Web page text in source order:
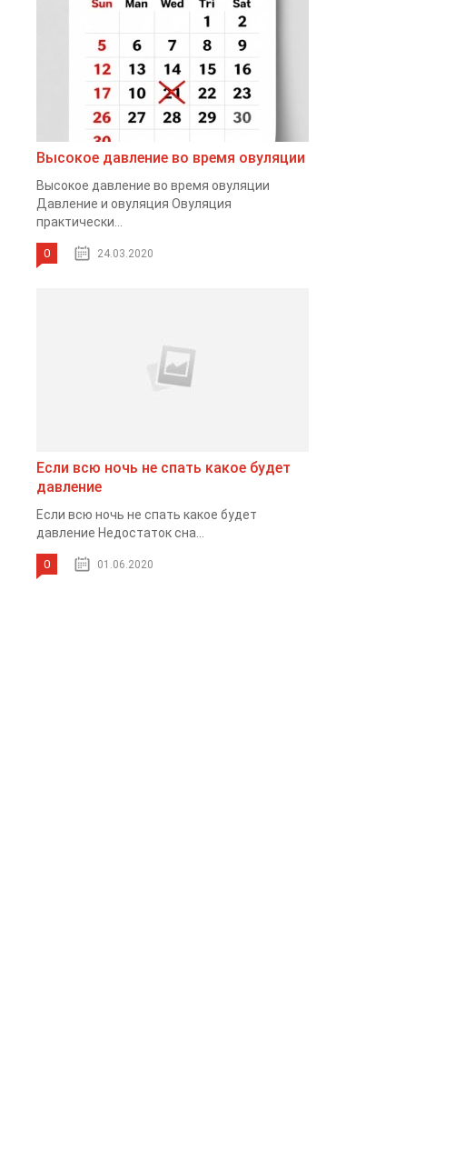
Высокое давление во время овуляции
Высокое давление во время овуляции
Давление и овуляция Овуляция
практически...
0 24.03.2020
Если всю ночь не спать какое будет
давление
Если всю ночь не спать какое будет
давление Недостаток сна...
0 01.06.2020